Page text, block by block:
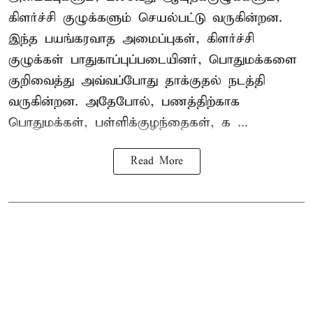
கிளர்ச்சி குழுக்களும் செயல்பட்டு வருகின்றன.
இந்த பயங்கரவாத அமைப்புகள், கிளர்ச்சி
குழுக்கள் பாதுகாப்புப்படையினர், பொதுமக்களை
குறிவைத்து அவ்வப்போது தாக்குதல் நடத்தி
வருகின்றன. அதேபோல், பணத்திற்காக
பொதுமக்கள், பள்ளிக்குழந்தைகள், க ...
Read More